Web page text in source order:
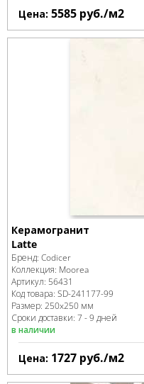
Цена: 5585 руб./м2
Керамогранит
Latte
Бренд: Codicer
Коллекция: Moorea
Артикул: 56431
Код товара: SD-241177-99
Размер: 250x250 мм
Сроки доставки: 7 - 9 дней
в наличии
Цена: 1727 руб./м2